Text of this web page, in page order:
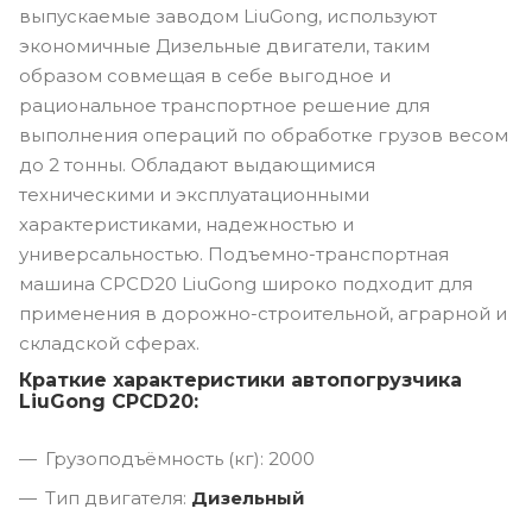
выпускаемые заводом LiuGong, используют
экономичные Дизельные двигатели, таким
образом совмещая в себе выгодное и
рациональное транспортное решение для
выполнения операций по обработке грузов весом
до 2 тонны. Обладают выдающимися
техническими и эксплуатационными
характеристиками, надежностью и
универсальностью. Подъемно-транспортная
машина CPCD20 LiuGong широко подходит для
применения в дорожно-строительной, аграрной и
складской сферах.
Краткие характеристики автопогрузчика
LiuGong CPCD20:
Грузоподъёмность (кг): 2000
Тип двигателя: Дизельный